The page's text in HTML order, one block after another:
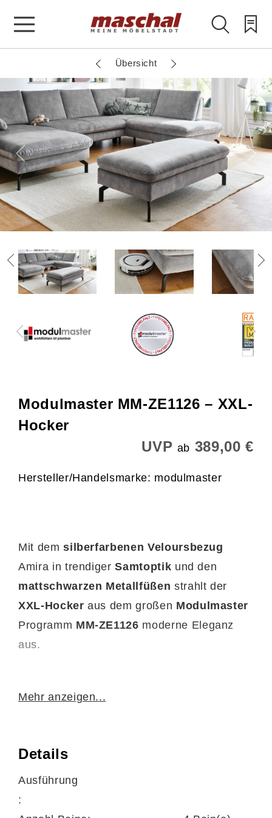
Übersicht
Modulmaster MM-ZE1126 – XXL-
Hocker
UVP ab 389,00 €
Hersteller/Handelsmarke: modulmaster
Mit dem silberfarbenen Veloursbezug
Amira in trendigerSamtoptik und den
mattschwarzen Metallfüßen strahlt der
XXL-Hocker aus dem großen Modulmaster
Programm MM-ZE1126 moderne Eleganz
aus.
Wellenunterfederung genießen Sie auf dem
Maße belaufen sich auf
cm
Mehr anzeigen...
Details
Ausführung
: